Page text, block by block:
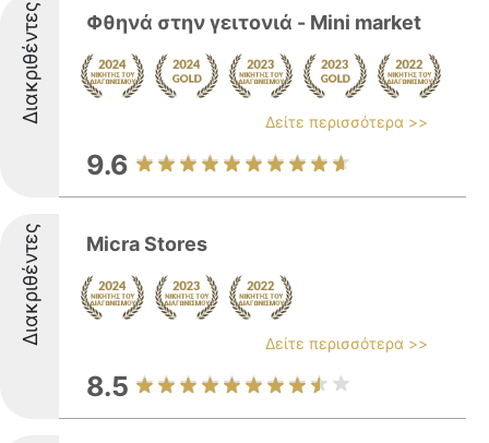
Διακριθέντες Φθηνά στην γειτονιά - Mini market
Δείτε περισσότερα >>
9.6
Διακριθέντες Micra Stores
Δείτε περισσότερα >>
8.5